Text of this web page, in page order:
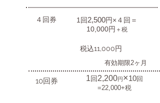
４回券 1回2,500円×４回＝
10,000円 ＋税
​税込11,000円
有効期限2ヶ月
10回券 1回2,200円×10回
=22,000+税